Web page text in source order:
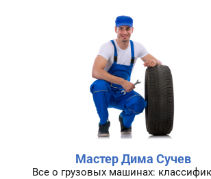
Мастер Дима Сучев
Все о грузовых машинах: